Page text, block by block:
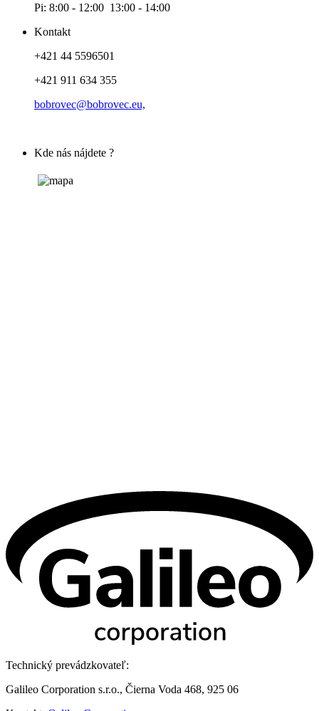
Pi: 8:00 - 12:00 13:00 - 14:00
Kontakt
+421 44 5596501
+421 911 634 355
bobrovec@bobrovec.eu,
Kde nás nájdete ?
Technický prevádzkovateľ:
Galileo Corporation s.r.o., Čierna Voda 468, 925 06